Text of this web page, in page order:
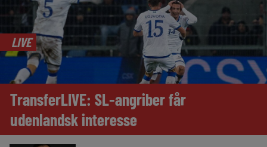
LIVE
TransferLIVE: SL-angriber får
udenlandsk interesse